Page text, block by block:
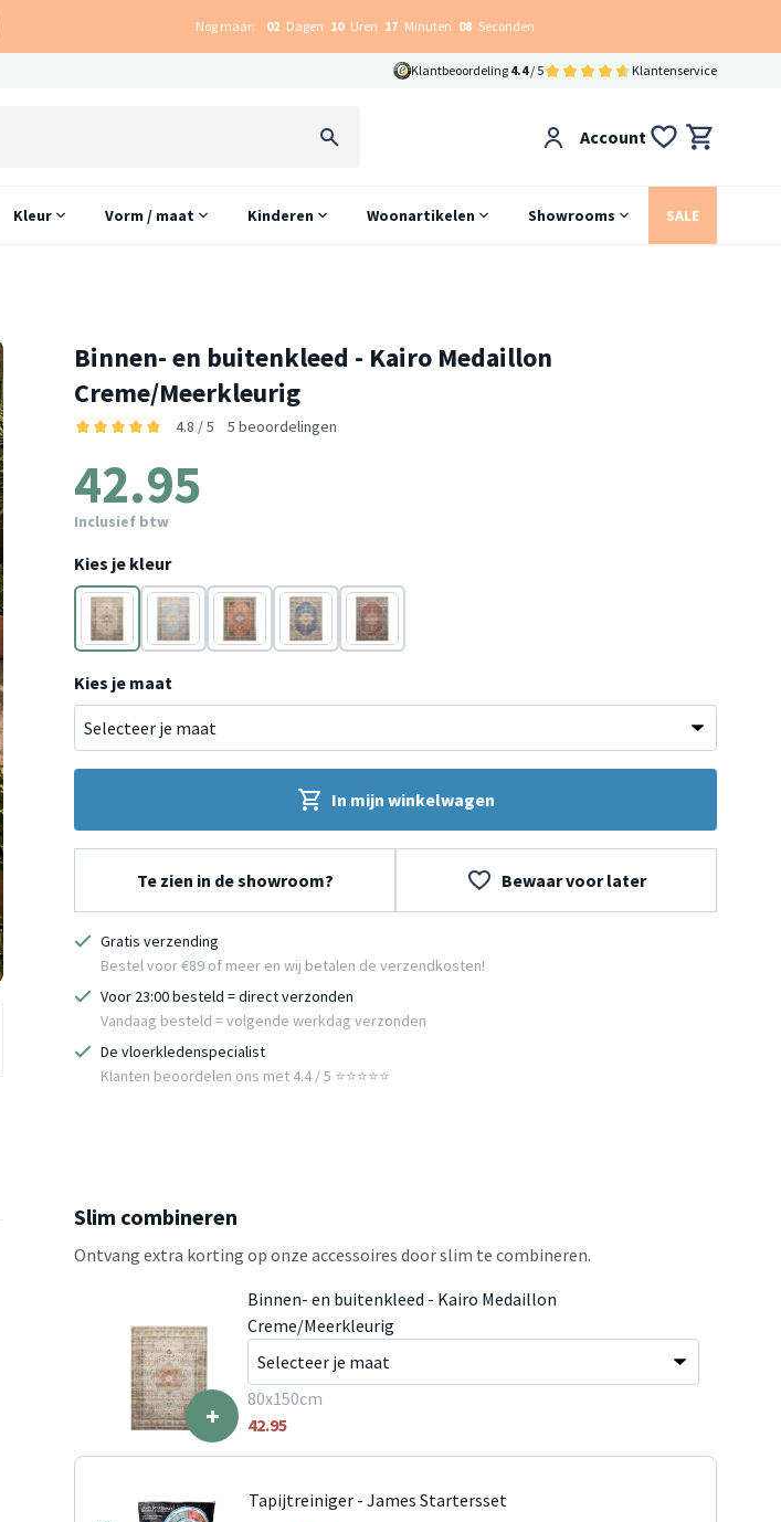
Nog maar: 02 Dagen 10 Uren 17 Minuten 07 Seconden
Klantbeoordeling 4.4/ 5 Klantenservice
Account
Kleur Vorm / maat Kinderen Woonartikelen Showrooms SALE
Binnen- en buitenkleed - Kairo Medaillon
Creme/Meerkleurig
4.8 / 5 5 beoordelingen
42.95
Inclusief btw
Kies je kleur
MulticolorBlauw TerracottaBlauw
Rood
Kies je maat
In mijn winkelwagen
Te zien in de showroom? Bewaar voor later
Gratis verzending
Bestel voor €89 of meer en wij betalen de verzendkosten!
Voor 23:00 besteld = direct verzonden
Vandaag besteld = volgende werkdag verzonden
De vloerkledenspecialist
Klanten beoordelen ons met 4.4 / 5 ⭐⭐⭐⭐⭐
Slim combineren
Ontvang extra korting op onze accessoires door slim te combineren.
+
Binnen- en buitenkleed - Kairo Medaillon
Creme/Meerkleurig
80x150cm
42.95
Tapijtreiniger - James Startersset